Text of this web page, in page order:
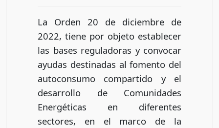
La Orden 20 de diciembre de
2022, tiene por objeto establecer
las bases reguladoras y convocar
ayudas destinadas al fomento del
autoconsumo compartido y el
desarrollo de Comunidades
Energéticas en diferentes
sectores, en el marco de la